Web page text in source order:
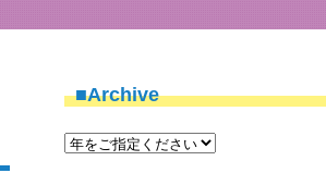
■Archive